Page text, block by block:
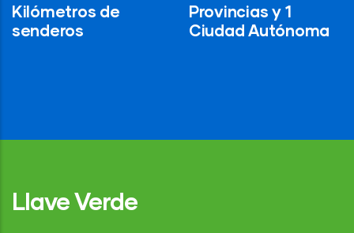
Kilómetros de
senderos
Provincias y 1
Ciudad Autónoma
Llave Verde